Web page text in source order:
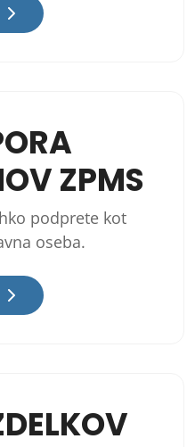
ZPMS
podprete kot
oseba.